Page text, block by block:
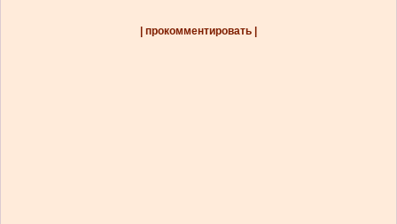
| прокомментировать |